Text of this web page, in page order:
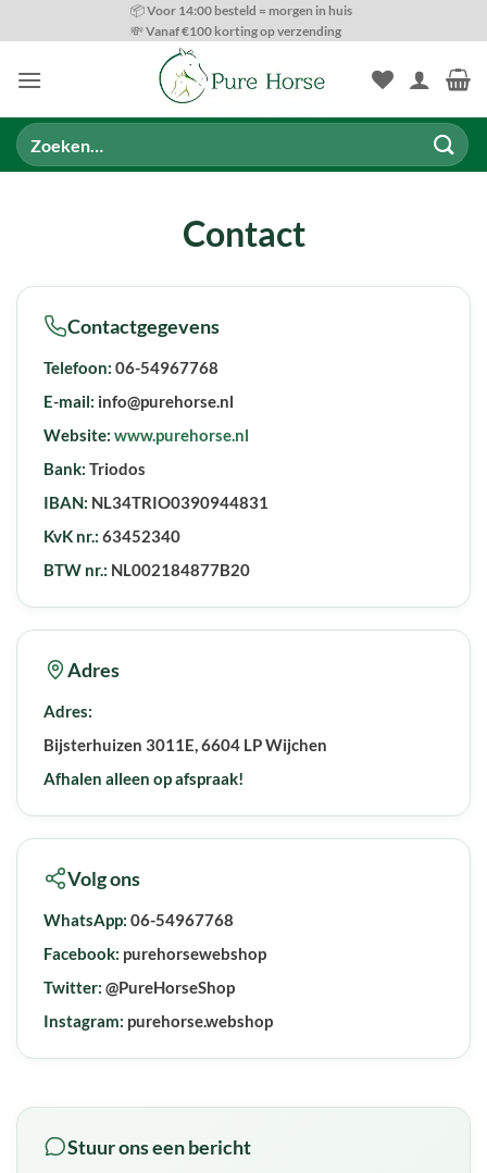
naar
📦 Voor 14:00 besteld = morgen in huis
💸 Vanaf €100 korting op verzending
Zoeken
naar:
Contact
Contactgegevens
Telefoon: 06-54967768
E-mail: info@purehorse.nl
Website: www.purehorse.nl
Bank: Triodos
IBAN: NL34TRIO0390944831
KvK nr.: 63452340
BTW nr.: NL002184877B20
Adres
Adres:
Bijsterhuizen 3011E, 6604 LP Wijchen
Afhalen alleen op afspraak!
Volg ons
WhatsApp: 06-54967768
Facebook: purehorsewebshop
Twitter: @PureHorseShop
Instagram: purehorse.webshop
Stuur ons een bericht